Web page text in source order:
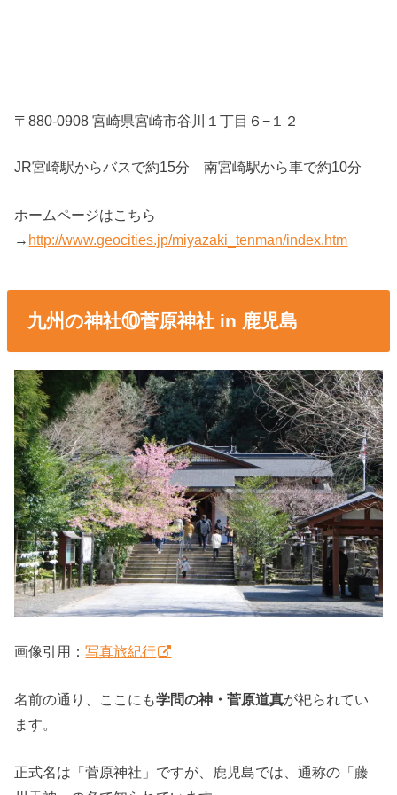
〒880-0908 宮崎県宮崎市谷川１丁目６−１２
JR宮崎駅からバスで約15分 南宮崎駅から車で約10分
ホームページはこちら
→ http://www.geocities.jp/miyazaki_tenman/index.htm
九州の神社⑩菅原神社 in 鹿児島
画像引用：写真旅紀行
名前の通り、ここにも学問の神・菅原道真が祀られてい
ます。
正式名は「菅原神社」ですが、鹿児島では、通称の「藤